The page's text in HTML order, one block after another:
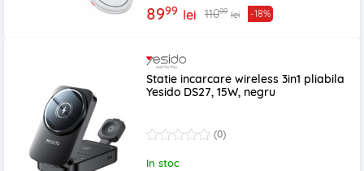
8999 lei 11099 lei -18%
Statie incarcare wireless 3in1 pliabila
Yesido DS27, 15W, negru
(0)
In stoc